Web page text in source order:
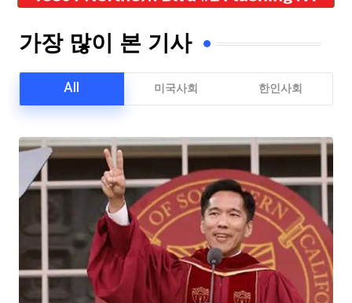
가장 많이 본 기사
All 미국사회 한인사회